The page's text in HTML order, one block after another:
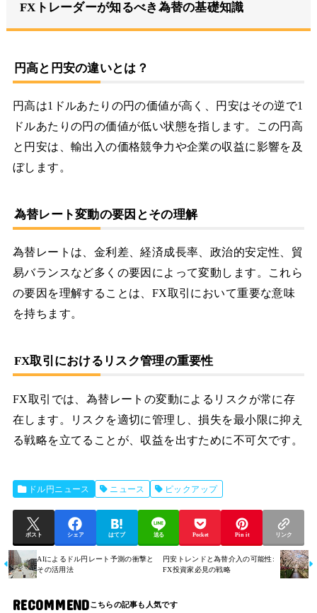
FXトレーダーが知るべき為替の基礎知識
円高と円安の違いとは？
円高は1ドルあたりの円の価値が高く、円安はその逆で1
ドルあたりの円の価値が低い状態を指します。この円高
と円安は、輸出入の価格競争力や企業の収益に影響を及
ぼします。
為替レート変動の要因とその理解
為替レートは、金利差、経済成長率、政治的安定性、貿
易バランスなど多くの要因によって変動します。これら
の要因を理解することは、FX取引において重要な意味
を持ちます。
FX取引におけるリスク管理の重要性
FX取引では、為替レートの変動によるリスクが常に存
在します。リスクを適切に管理し、損失を最小限に抑え
る戦略を立てることが、収益を出すために不可欠です。
ドル円ニュース ニュース ピックアップ
ポスト シェア はてブ 送る Pocket Pin it リンク
AIによるドル円レート予測の衝撃と
その活用法
円安トレンドと為替介入の可能性:
FX投資家必見の戦略
RECOMMEND